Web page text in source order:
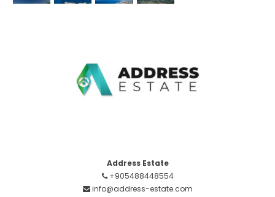
Address Estate
+905488448554
info@address-estate.com